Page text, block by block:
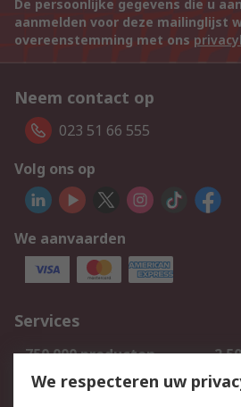
De persoonlijke gegevens die u
aanmelden voor deze mailinglijst
overeenstemming met ons
Neem contact op
023 51 66 555
Volg ons op
We aanvaarden
Services
750.000 producten
Bestellen
We respecteren uw